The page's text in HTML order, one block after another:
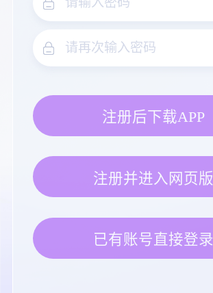
注册后下载APP
注册并进入网页版
已有账号直接登录